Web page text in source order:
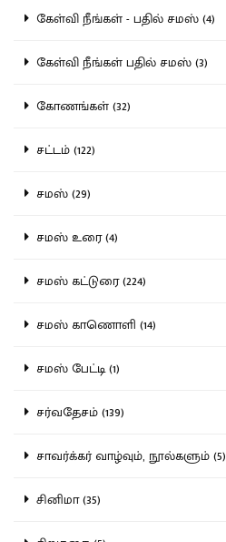
கேள்வி நீங்கள் - பதில் சமஸ் (4)
கேள்வி நீங்கள் பதில் சமஸ் (3)
கோணங்கள் (32)
சட்டம் (122)
சமஸ் (29)
சமஸ் உரை (4)
சமஸ் கட்டுரை (224)
சமஸ் காணொளி (14)
சமஸ் பேட்டி (1)
சர்வதேசம் (139)
சாவர்க்கர் வாழ்வும், நூல்களும் (5)
சினிமா (35)